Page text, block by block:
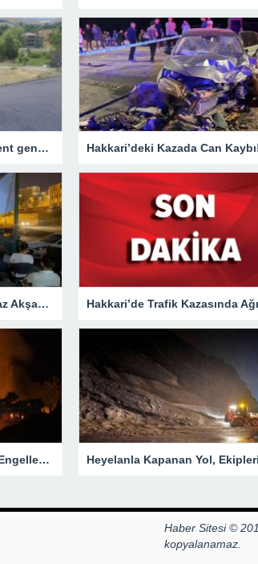
Hakkari Belediyesi’nden kent genelinde yoğun asfalt mesaisi Hakkari’deki Kazada Can
Hakkari Belediyesi’nden Yaz Akşamlarına Sinema Etkinliği
Yangın Felaketi Son Anda Engellendi!
Haber Sitesi ©
kopyalanamaz.